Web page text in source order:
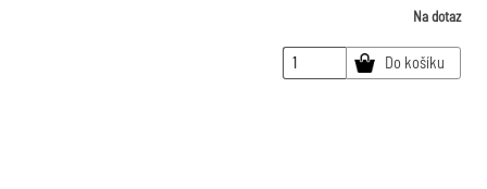
Na dotaz
Do košíku